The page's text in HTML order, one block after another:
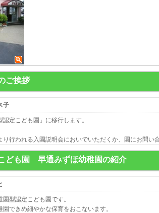
ご挨拶
子
定こども園」に移行します。
行われる入園説明会においでいただくか、園にお問い
ども園 早通みずほ幼稚園の紹介
型認定こども園です。
できめ細やかな保育をおこないます。